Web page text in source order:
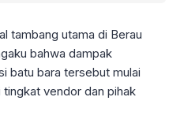
tambang utama di Berau
bahwa dampak
batu bara tersebut mulai
vendor dan pihak